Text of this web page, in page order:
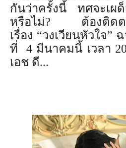
กันว่าครั้งนี้ ทศจะเผด็
หรือไม่? ต้องติดตา
เรื่อง “วงเวียนหัวใจ”
ที่ 4 มีนาคมนี้ เวลา
เอช ดี...